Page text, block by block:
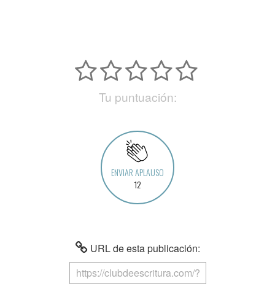
Tu puntuación:
ENVIAR APLAUSO
12
URL de esta publicación: